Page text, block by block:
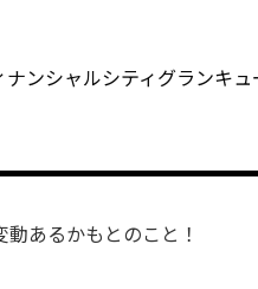
ンシャルシティグランキュ
あるかもとのこと！